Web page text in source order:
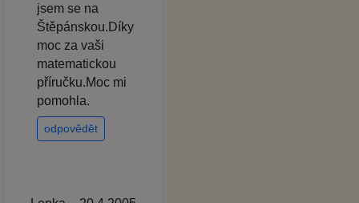
jsem se na
Štěpánskou.Díky
moc za vaši
matematickou
příručku.Moc mi
pomohla.
odpovědět